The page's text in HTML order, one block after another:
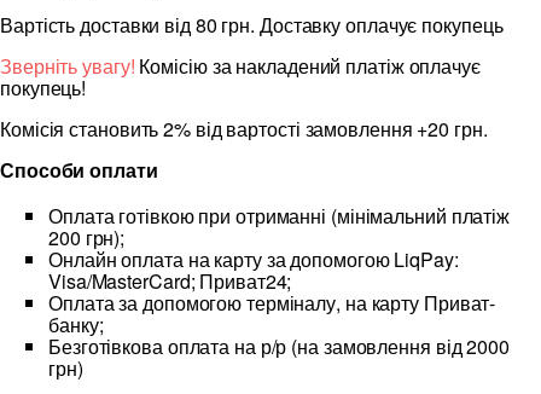
Вартість доставки від 80 грн. Доставку оплачує покупець
Зверніть увагу! Комісію за накладений платіж оплачує
покупець!
Комісія становить 2% від вартості замовлення +20 грн.
Способи оплати
Оплата готівкою при отриманні (мінімальний платіж
200 грн);
Онлайн оплата на карту за допомогою LiqPay:
Visa/MasterCard; Приват24;
Оплата за допомогою терміналу, на карту Приват-
банку;
Безготівкова оплата на р/р (на замовлення від 2000
грн)